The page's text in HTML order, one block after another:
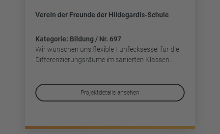
Verein der Freunde der Hildegardis-Schule
Kategorie: Bildung / Nr. 697
Wir wünschen uns flexible Fünfecksessel für die
Differenzierungsräume im sanierten Klassen...
Projektdetails ansehen